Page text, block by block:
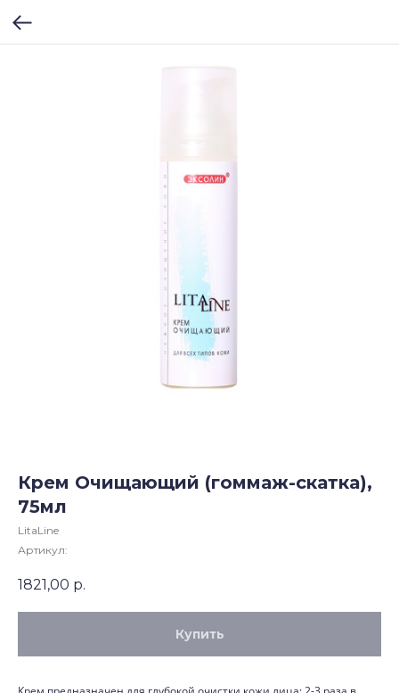
Крем Очищающий (гоммаж-скатка),
75мл
LitaLine
Артикул:
1821,00 р.
Купить